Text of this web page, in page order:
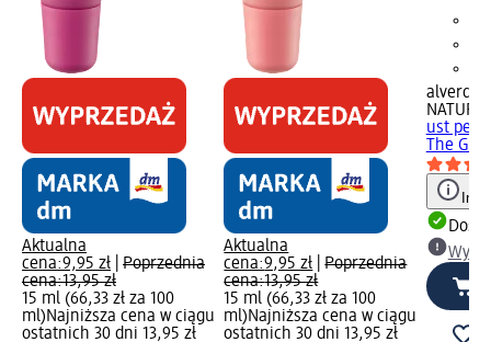
Aktualna
cena:9,95 zł
Poprzednia
cena:13,95 zł
15 ml (66,33 zł za 100
ml)Najniższa cena w ciągu
ostatnich 30 dni 13,95 zł
Aktualna
cena:9,95 zł |Poprzednia
cena:13,95 zł
15 ml (66,33 zł za 100
ml)Najniższa cena w ciągu
ostatnich 30 dni 13,95 zł
alverde
ust
The Go